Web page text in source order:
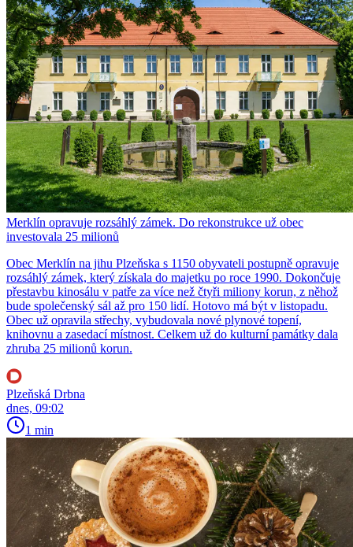
Merklín opravuje rozsáhlý zámek. Do rekonstrukce už obec
investovala 25 milionů
Obec Merklín na jihu Plzeňska s 1150 obyvateli postupně opravuje
rozsáhlý zámek, který získala do majetku po roce 1990. Dokončuje
přestavbu kinosálu v patře za více než čtyři miliony korun, z něhož
bude společenský sál až pro 150 lidí. Hotovo má být v listopadu.
Obec už opravila střechy, vybudovala nové plynové topení,
knihovnu a zasedací místnost. Celkem už do kulturní památky dala
zhruba 25 milionů korun.
Plzeňská Drbna
dnes, 09:02
1 min